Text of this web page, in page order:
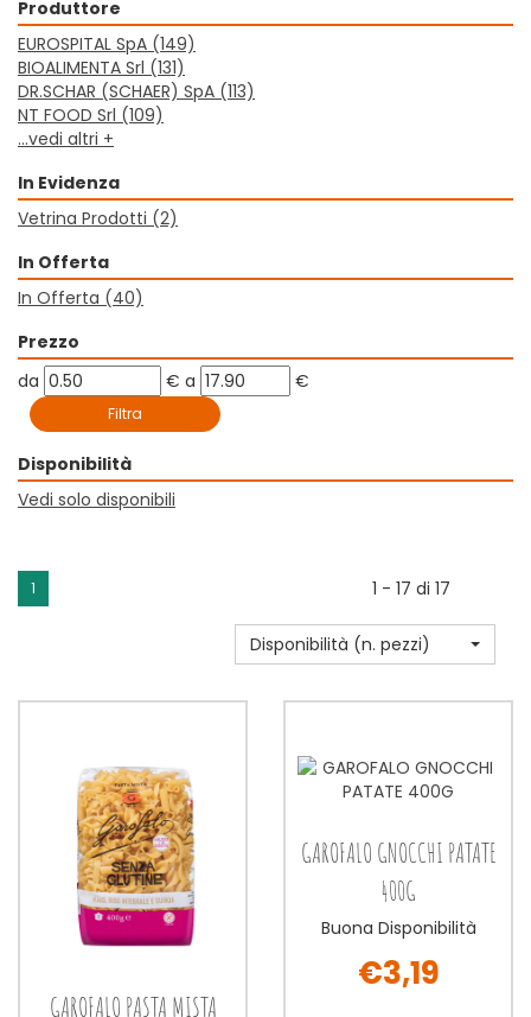
Produttore
EUROSPITAL SpA (149)
BIOALIMENTA Srl (131)
DR.SCHAR (SCHAER) SpA (113)
NT FOOD Srl (109)
...vedi altri +
In Evidenza
Vetrina Prodotti (2)
In Offerta
In Offerta (40)
Prezzo
filtra
da
da € filtra
a
a €
Disponibilità
Vedi solo disponibili
1 1 - 17 di 17
Disponibilità (n. pezzi)
GAROFALO PASTA MISTA
GAROFALO GNOCCHI PATATE
400G
Buona Disponibilità
€3,19